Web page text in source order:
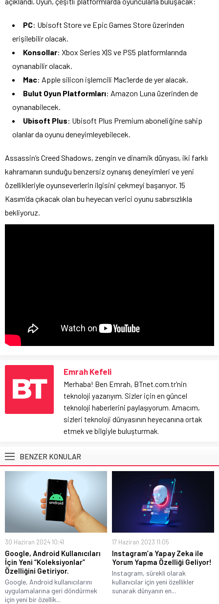
PC: Ubisoft Store ve Epic Games Store üzerinden
erişilebilir olacak.
Konsollar: Xbox Series X|S ve PS5 platformlarında
oynanabilir olacak.
Mac: Apple silicon işlemcili Mac’lerde de yer alacak.
Bulut Oyun Platformları: Amazon Luna üzerinden de
oynanabilecek.
Ubisoft Plus: Ubisoft Plus Premium aboneliğine sahip
olanlar da oyunu deneyimleyebilecek.
Assassin’s Creed Shadows, zengin ve dinamik dünyası, iki farklı
kahramanın sunduğu benzersiz oynanış deneyimleri ve yeni
özellikleriyle oyunseverlerin ilgisini çekmeyi başarıyor. 15
Kasım’da çıkacak olan bu heyecan verici oyunu sabırsızlıkla
bekliyoruz.
Emrah Kefeli
Merhaba! Ben Emrah, BTnet.com.tr'nin
teknoloji yazarıyım. Sizler için en güncel
teknoloji haberlerini paylaşıyorum. Amacım,
sizleri teknoloji dünyasının heyecanına ortak
etmek ve bilgiyle buluşturmak.
BENZER KONULAR
30 Haziran 2024 10:41
Google, Android Kullanıcıları
İçin Yeni “Koleksiyonlar”
Özelliğini Getiriyor.
Google, Android kullanıcılarını
uygulamalarına geri döndürmek
için yeni bir özellik...
17 Haziran 2023 11:05
Instagram’a Yapay Zeka ile
Yorum Yapma Özelliği Geliyor!
Instagram, sürekli olarak
kullanıcılar için yeni özellikler
sunarak dünyanın en...